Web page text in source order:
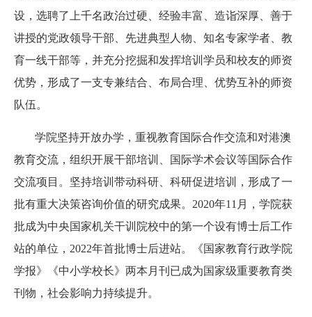
设，选聘了上千名政治过硬、经验丰富、造诣深厚、善于
讲授的党政领导干部、先进典型人物、知名专家学者、教
育一线干部等，并充分挖掘和发挥培训学员和校友的师资
优势，形成了一支专兼结合、布局合理、优势互补的师资
队伍。
学院坚持开放办学，重视教育国际合作交流和对港澳
教育交流，组织开展干部培训、国际学术会议等国际合作
交流项目。坚持培训带动科研、科研促进培训，形成了一
批有重大决策咨询价值的研究成果。 2020年11 月，学院获
批成为中央国家机关干训院校中的第一个设有博士后工作
站的单位， 2022年首批博士后进站。《国家教育行政学院
学报》《中小学校长》两本月刊已成为国家级重要教育类
刊物，社会影响力持续提升。